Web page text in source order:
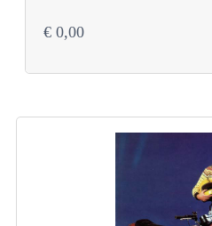
€ 0,00